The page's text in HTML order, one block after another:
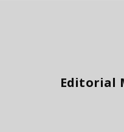
Editorial